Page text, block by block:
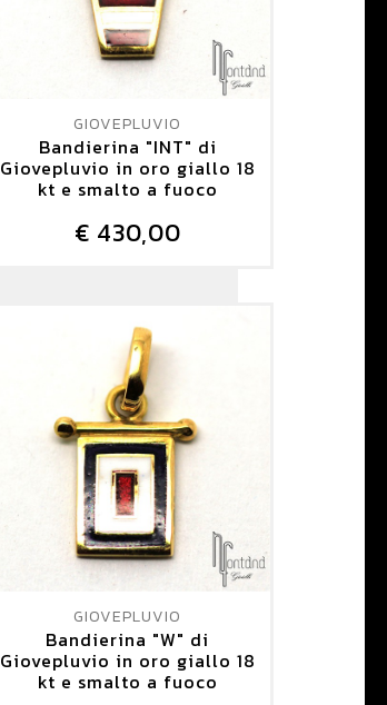
GIOVEPLUVIO
Bandierina "INT" di
Giovepluvio in oro giallo 18
kt e smalto a fuoco
€ 430,00
GIOVEPLUVIO
Bandierina "W" di
Giovepluvio in oro giallo 18
kt e smalto a fuoco